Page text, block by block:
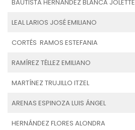
BAUTISTA HERNÁNDEZ BLANCA JOLETTE
LEAL LARIOS JOSÉ EMILIANO
CORTÉS RAMOS ESTEFANIA
RAMÍREZ TÉLLEZ EMILIANO
MARTÍNEZ TRUJILLO ITZEL
ARENAS ESPINOZA LUIS ÁNGEL
HERNÁNDEZ FLORES ALONDRA